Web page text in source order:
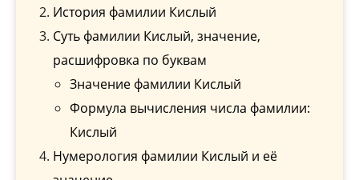
История фамилии Кислый
Cуть фамилии Кислый, значение,
расшифровка по буквам
Значение фамилии Кислый
Формула вычисления числа фамилии:
Кислый
Нумерология фамилии Кислый и её